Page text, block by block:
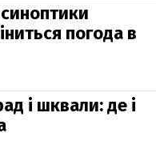
погода в
і шквали: де і